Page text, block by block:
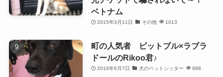
ベトナム
2015年3月11日 その他 1013
町の人気者 ピットブル×ラブラ
ドールのRikoo君♪
2016年6月7日 犬のペットシッター 998